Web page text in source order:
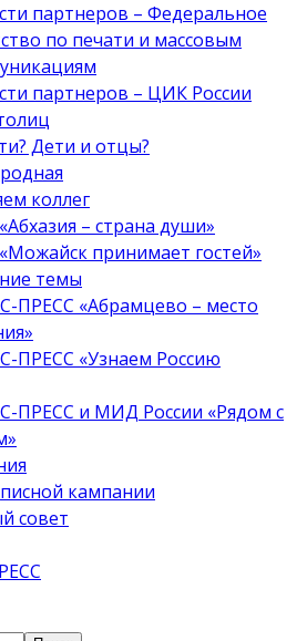
партнеров – Федеральное
по печати и массовым
партнеров – ЦИК России
Дети и отцы?
коллег
– страна души»
принимает гостей»
темы
ПРЕСС «Абрамцево – место
ПРЕСС «Узнаем Россию
ПРЕСС и МИД России «Рядом с
кампании
совет